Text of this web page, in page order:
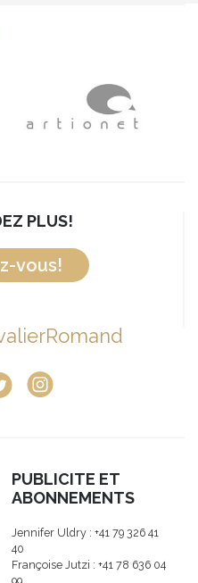
PLUS!
vous!
PUBLICITE ET
ABONNEMENTS
Jennifer Uldry : +41 79 326 41
40
Françoise Jutzi : +41 78 636 04